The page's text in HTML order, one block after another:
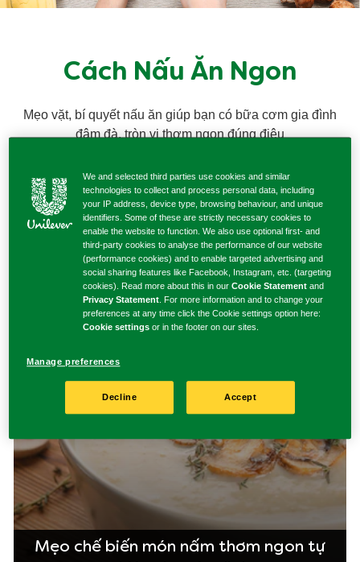
Cách Nấu Ăn Ngon
Mẹo vặt, bí quyết nấu ăn giúp bạn có bữa cơm gia đình
đậm đà, tròn vị thơm ngon đúng điệu
Mẹo chế biến món nấm thơm ngon tự
We and selected third parties use cookies and similar
technologies to collect and process personal data, including
your IP address, device type, browsing behaviour, and unique
identifiers. Some of these are strictly necessary cookies to
enable the website to function. We also use optional first- and
third-party cookies to analyse the performance of our website
(performance cookies) and to enable targeted advertising and
social sharing features like Facebook, Instagram, etc. (targeting
cookies). Read more about this in ourCookie Statement and
Privacy Statement . For more information and to change your
preferences at any time click the Cookie settings option here:
Cookie settings or in the footer on our sites.
Manage preferences
Decline Accept